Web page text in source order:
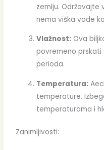
zemlju. Održavajte
nema viška vode
Vlažnost: Ova
povremeno prskati
perioda.
Temperatura:
temperature.
temperaturama i
Zanimljivosti: